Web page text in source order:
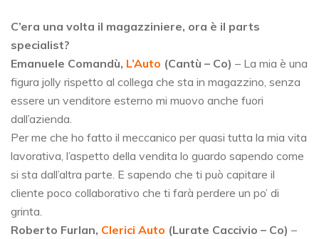
C’era una volta il magazziniere, ora è il parts
specialist?
Emanuele Comandù, L’Auto (Cantù – Co) – La mia è una
figura jolly rispetto al collega che sta in magazzino, senza
essere un venditore esterno mi muovo anche fuori
dall’azienda.
Per me che ho fatto il meccanico per quasi tutta la mia vita
lavorativa, l’aspetto della vendita lo guardo sapendo come
si sta dall’altra parte. E sapendo che ti può capitare il
cliente poco collaborativo che ti farà perdere un po’ di
grinta.
Roberto Furlan, Clerici Auto (Lurate Caccivio – Co) –